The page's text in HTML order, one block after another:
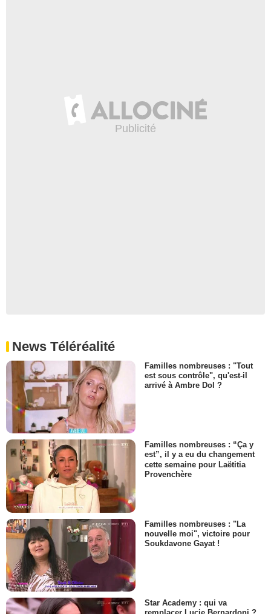
News Téléréalité
Familles nombreuses : "Tout
est sous contrôle", qu'est-il
arrivé à Ambre Dol ?
Familles nombreuses : “Ça y
est”, il y a eu du changement
cette semaine pour Laëtitia
Provenchère
Familles nombreuses : "La
nouvelle moi", victoire pour
Soukdavone Gayat !
Star Academy : qui va